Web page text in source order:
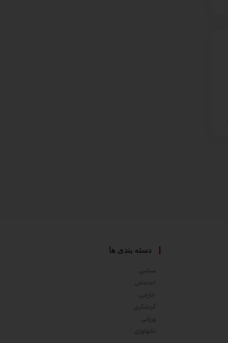
دسته بندی ها
سیاسی
اجتماعی
خارجی
گردشگری
ورزشی
تکنولوژی